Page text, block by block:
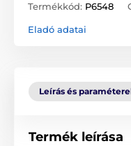
Termékkód: P6548
Eladó adatai
Leírás és
Termék leírása